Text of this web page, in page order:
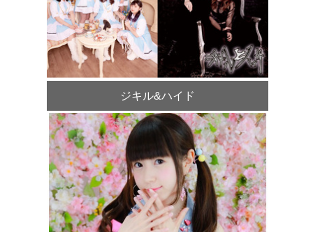
ジキル&ハイド